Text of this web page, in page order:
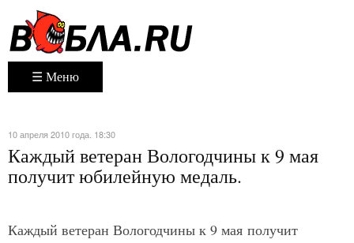
☰ Меню
10 апреля 2010 года. 18:30
Каждый ветеран Вологодчины к 9 мая
получит юбилейную медаль.
Каждый ветеран Вологодчины к 9 мая получит